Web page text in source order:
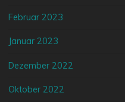
Februar 2023
Januar 2023
Dezember 2022
Oktober 2022